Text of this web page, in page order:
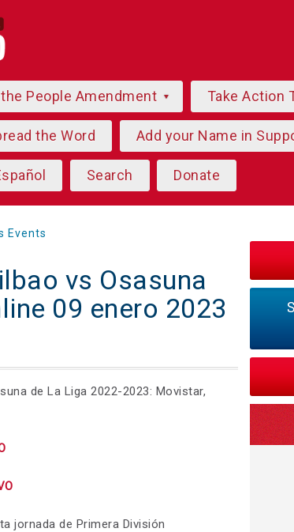
People Amendment Take Action
the Word Add your Name in
Search Donate
Events
vs Osasuna
09 enero 2023
de La Liga 2022-2023: Movistar,
jornada de Primera División